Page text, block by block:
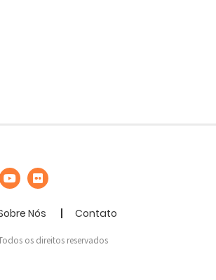
Nós Contato
os direitos reservados